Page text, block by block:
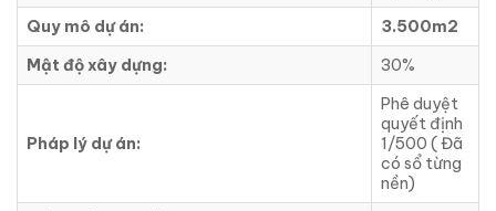
Quy mô dự án:
3.500m2
Mật độ xây dựng:
30%
Pháp lý dự án:
Phê duyệt
quyết định
1/500 ( Đã
có sổ từng
nền)